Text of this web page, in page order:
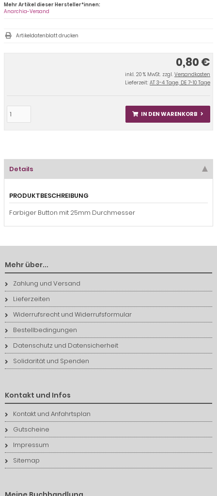
0,80 €
inkl. 20 % MwSt. zzgl. Versandkosten
Lieferzeit: AT 3-4 Tage, DE 7-10 Tage
IN DEN WARENKORB
Mehr Artikel dieser Hersteller*innen:
Anarchia-Versand
Artikeldatenblatt drucken
Details
PRODUKTBESCHREIBUNG
Farbiger Button mit 25mm Durchmesser
Mehr über...
Zahlung und Versand
Lieferzeiten
Widerrufsrecht und Widerrufsformular
Bestellbedingungen
Datenschutz und Datensicherheit
Solidarität und Spenden
Kontakt und Infos
Kontakt und Anfahrtsplan
Gutscheine
Impressum
Sitemap